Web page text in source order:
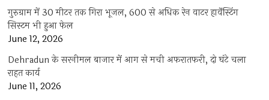
गुरुग्राम में 30 मीटर तक गिरा भूजल, 600 से अधिक रेन वाटर हार्वेस्टिंग
सिस्टम भी हुआ फेल
June 12, 2026
Dehradun के सरनीमल बाजार में आग से मची अफरातफरी, दो घंटे चला
राहत कार्य
June 11, 2026